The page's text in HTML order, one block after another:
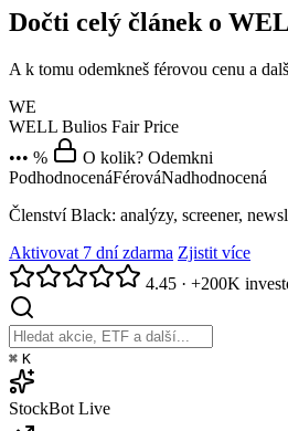
Dočti celý článek o
A k tomu odemkneš férovou cenu a
WE
WELL Bulios Fair Price
••• %
O kolik? Odemkni
PodhodnocenáFérováNadhodnocená
Členství Black: analýzy, screener,
Aktivovat 7 dní zdarma Zjistit více
4.45 · +200K
⌘ K
StockBot Live